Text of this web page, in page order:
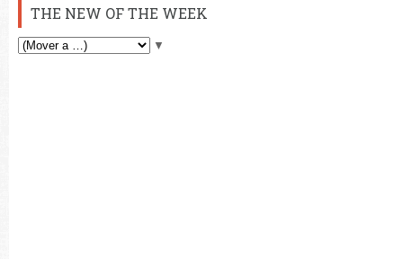
THE NEW OF THE WEEK
▼